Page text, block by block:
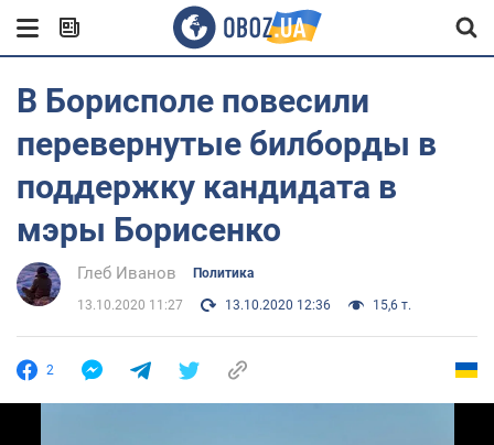
В Борисполе повесили
перевернутые билборды в
поддержку кандидата в
мэры Борисенко
Глеб Иванов Политика
13.10.2020 11:27 13.10.2020 12:36 15,6 т.
2